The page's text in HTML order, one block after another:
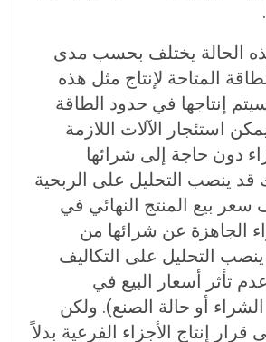
الحالة يختلف بحسب مدى
المتاحة لإنتاج مثل هذه
سيتم إنتاجها في حدود الطاقة
استئجار الآلات اللازمة
دون حاجة إلى شرائها
قد ينصب التحليل على الربحية
سعر بيع المنتج النهائي في
الجاهزة عن شرائها من
التحليل على التكاليف
تأثر أسعار البيع في
الشراء أو حالة الصنع). ولكن
إنتاج الأجزاء الفرعية بدلاً